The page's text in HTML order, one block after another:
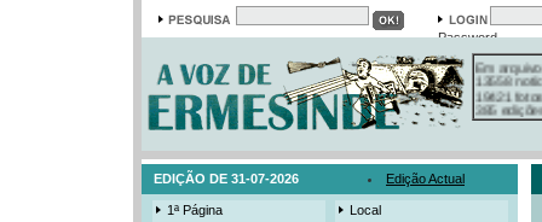
Password
Em arquivo
13558
19421
385
3206
525
EDIÇÃO DE 31-07-2026 Edição Actual
1ª Página
Local